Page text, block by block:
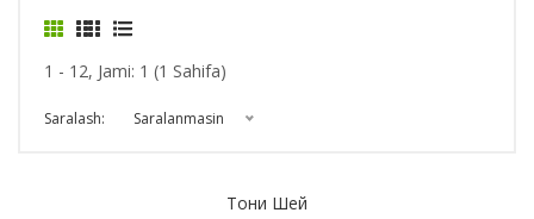
1 - 12, Jami: 1 (1 Sahifa)
Saralash: Saralanmasin
Тони Шей